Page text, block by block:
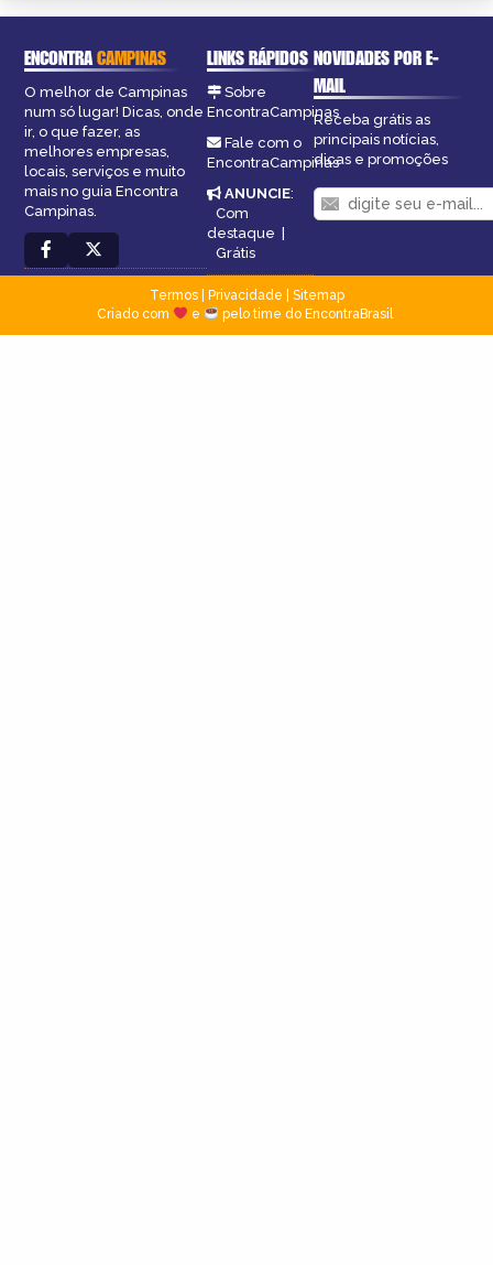
ENCONTRACAMPINAS
O melhor de Campinas
num só lugar! Dicas, onde
ir, o que fazer, as
melhores empresas,
locais, serviços e muito
mais no guia Encontra
Campinas.
LINKS RÁPIDOS
Sobre
EncontraCampinas
Fale com o
EncontraCampinas
ANUNCIE:
Com
destaque
Grátis
NOVIDADES POR E-
MAIL
Receba grátis as
principais notícias,
dicas e promoções
Termos| Privacidade
Sitemap
Criado com
e pelo time do EncontraBrasil